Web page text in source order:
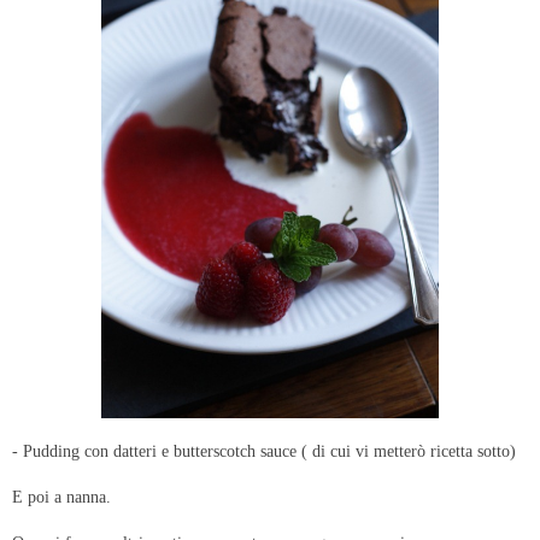
- Pudding con datteri e butterscotch sauce ( di cui vi metterò ricetta sotto)
E poi a nanna.